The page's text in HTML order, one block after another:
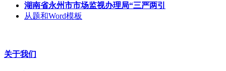
湖南省永州市市场监视办理局“三严两引
从题和Word模板
关于我们